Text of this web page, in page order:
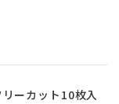
ーカット10枚入